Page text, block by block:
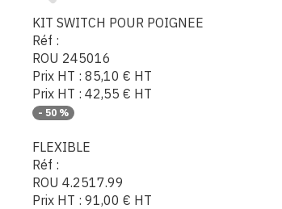
KIT SWITCH POUR POIGNEE
Réf :
ROU 245016
Prix HT : 85,10 € HT
Prix HT : 42,55 € HT
- 50 %
FLEXIBLE
Réf :
ROU 4.2517.99
Prix HT : 91,00 € HT